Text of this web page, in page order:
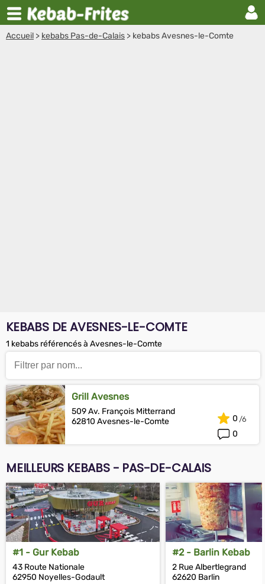
Accueil > kebabs Pas-de-Calais > kebabs Avesnes-le-Comte
KEBABS DE AVESNES-LE-COMTE
1 kebabs référencés à Avesnes-le-Comte
Grill Avesnes
509 Av. François Mitterrand
62810 Avesnes-le-Comte
0
0
MEILLEURS KEBABS - PAS-DE-CALAIS
#1 - Gur Kebab
43 Route Nationale
62950 Noyelles-Godault
#2 - Barlin Kebab
2 Rue Albertlegrand
62620 Barlin